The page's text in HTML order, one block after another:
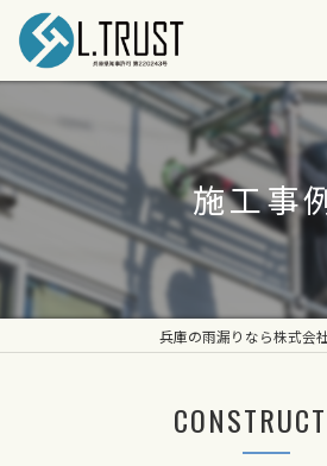
施工事
兵庫の雨漏りなら株式会